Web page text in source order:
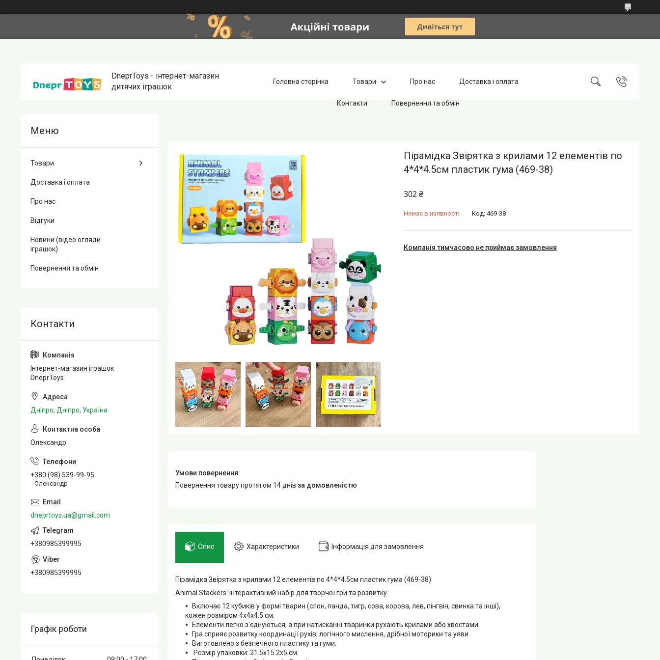
DneprToys - інтернет-магазин
дитячих іграшок
Головна сторінка Товари Про нас Доставка і оплата
Контакти Повернення та обмін
Пірамідка Звірятка з крилами 12 елементів по
4*4*4.5см пластик гума (469-38)
302 ₴
Немає в наявності Код: 469-38
Компанія тимчасово не приймає замовлення
повернення товару протягом 14 днів за домовленістю
Опис Характеристики Інформація для замовлення
Пірамідка Звірятка з крилами 12 елементів по 4*4*4.5см пластик гума (469-38)
Animal Stackers: інтерактивний набір для творчої гри та розвитку.
Включає 12 кубиків у формі тварин (слон, панда, тигр, сова, корова, лев, пінгвін, свинка та інші),
кожен розміром 4х4х4.5 см.
Елементи легко з'єднуються, а при натисканні тваринки рухають крилами або хвостами.
Гра сприяє розвитку координації рухів, логічного мислення, дрібної моторики та уяви.
Виготовлено з безпечного пластику та гуми.
Розмір упаковки: 21.5х15.2х5 см.
Товари
Доставка і оплата
Про нас
Відгуки
Новини (відео огляди
іграшок)
Повернення та обмін
Інтернет-магазин іграшок
DneprToys
Дніпро, Дніпро, Україна
Олександр
+380 (98) 539-99-95
Олександр
dneprtoys.ua@gmail.com
+380985399995
+380985399995
Графік роботи